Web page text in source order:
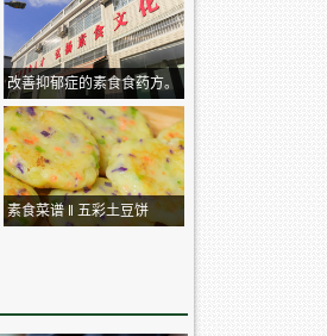
改善抑郁症的素食食药方。
素食菜谱 ‖ 五彩土豆饼